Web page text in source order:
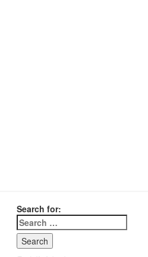
Search for:
Search